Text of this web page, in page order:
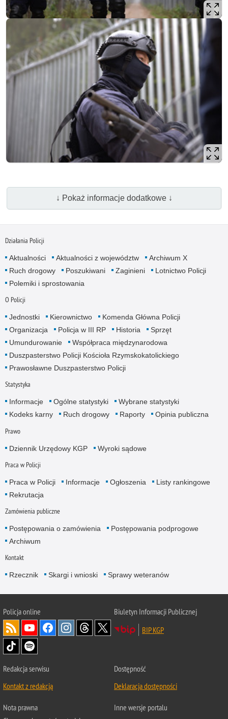
↓ Pokaż informacje dodatkowe ↓
Działania Policji
Aktualności Aktualności z województw
Archiwum X
Ruch drogowy
Poszukiwani Zaginieni
Lotnictwo Policji
Polemiki i sprostowania
O Policji
Jednostki Kierownictwo
Komenda Główna Policji
Organizacja
Policja w III RP Historia
Sprzęt
Umundurowanie
Współpraca międzynarodowa
Duszpasterstwo Policji Kościoła Rzymskokatolickiego
Prawosławne Duszpasterstwo Policji
Statystyka
Informacje Ogólne statystyki
Wybrane statystyki
Kodeks karny
Ruch drogowy Raporty Opinia publiczna
Prawo
Dziennik Urzędowy KGP Wyroki sądowe
Praca w Policji
Praca w Policji Informacje Ogłoszenia
Listy rankingowe
Rekrutacja
Zamówienia publiczne
Postępowania o zamówienia
Postępowania podprogowe
Archiwum
Kontakt
Rzecznik Skargi i wnioski Sprawy weteranów
Policjaonline
Biuletyn Informacji Publicznej
BIP KGP
Redakcja serwisu
Kontakt z redakcją
Dostępność
Deklaracja dostępności
Nota prawna
Inne wersje portalu